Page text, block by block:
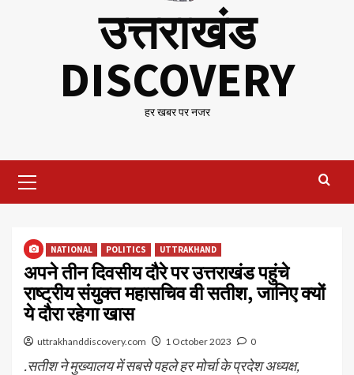
उत्तराखंड
DISCOVERY
हर खबर पर नजर
Menu
NATIONAL POLITICS UTTRAKHAND
अपने तीन दिवसीय दौरे पर उत्तराखंड पहुंचे
राष्ट्रीय संयुक्त महासचिव वी सतीश, जानिए क्यों
ये दौरा रहेगा खास
uttrakhanddiscovery.com 1 October 2023 0
.सतीश ने मुख्यालय में सबसे पहले हर मोर्चा के प्रदेश अध्यक्ष,